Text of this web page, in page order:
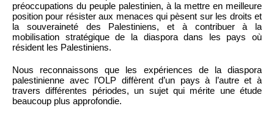
préoccupations du peuple palestinien, à la mettre en meilleure
position pour résister aux menaces qui pèsent sur les droits et
la souveraineté des Palestiniens, et à contribuer à la
mobilisation stratégique de la diaspora dans les pays où
résident les Palestiniens.
Nous reconnaissons que les expériences de la diaspora
palestinienne avec l’OLP diffèrent d’un pays à l’autre et à
travers différentes périodes, un sujet qui mérite une étude
beaucoup plus approfondie.